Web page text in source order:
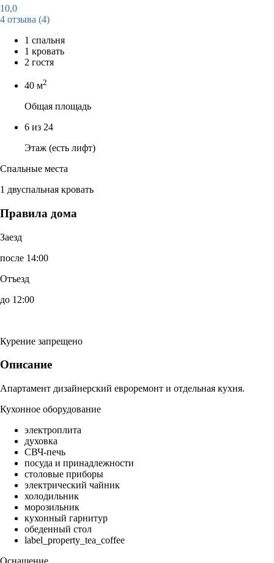
10,0
4 отзыва (4)
1 спальня
1 кровать
2 гостя
40 м2
Общая площадь
6 из 24
Этаж (есть лифт)
Спальные места
1 двуспальная кровать
Правила дома
Заезд
после 14:00
Отъезд
до 12:00
Курение запрещено
Описание
Апартамент дизайнерский евроремонт и отдельная кухня.
Кухонное оборудование
электроплита
духовка
СВЧ-печь
посуда и принадлежности
столовые приборы
электрический чайник
холодильник
морозильник
кухонный гарнитур
обеденный стол
label_property_tea_coffee
Оснащение